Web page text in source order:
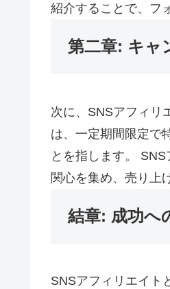
紹介することで、フ
第二章: キャ
次に、SNSアフィリ
は、一定期間限定で
とを指します。
関心を集め、売り上
結章: 成功へ
SNSアフィリエイト